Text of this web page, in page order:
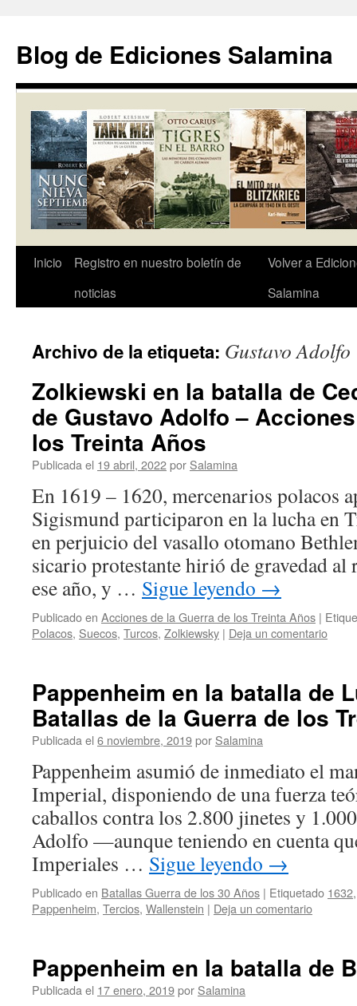
contenido
Blog de Ediciones Salamina
Inicio
Registro en nuestro boletín de
noticias
Volver a
Salamina
Archivo de la etiqueta: Gustavo Adolfo
Zolkiewski en la batalla de
de Gustavo Adolfo –
los Treinta Años
Publicada el 19 abril, 2022por Salamina
En 1619 – 1620, mercenarios polacos
Sigismund participaron en la lucha en
en perjuicio del vasallo otomano
sicario protestante hirió de gravedad al
ese año, y … Sigue leyendo →
Publicado en Acciones de la Guerra de los Treinta Años |
Polacos, Suecos, Turcos, Zolkiewsky | Deja un comentario
Pappenheim en la batalla de
Batallas de la Guerra de los
Publicada el 6 noviembre, 2019por Salamina
Pappenheim asumió de inmediato el
Imperial, disponiendo de una fuerza
caballos contra los 2.800 jinetes y
Adolfo —aunque teniendo en cuenta
Imperiales … Sigue leyendo →
Publicado en Batallas Guerra de los 30 Años | Etiquetado 1632
Pappenheim, Tercios, Wallenstein | Deja un comentario
Pappenheim en la batalla de
Publicada el 17 enero, 2019por Salamina